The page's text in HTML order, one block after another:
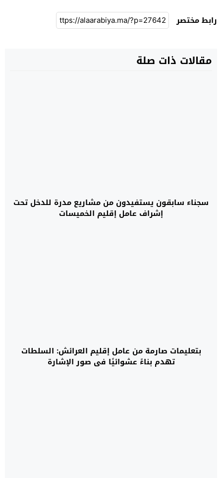
رابط مختصر
مقالات ذات صلة
سجناء سابقون يستفيدون من مشاريع مدرة للدخل تحت
إشراف عامل إقليم الخميسات
بتعليمات صارمة من عامل إقليم العرائش: السلطات
تهدم بناءً عشوائيًا في صور الإشارة